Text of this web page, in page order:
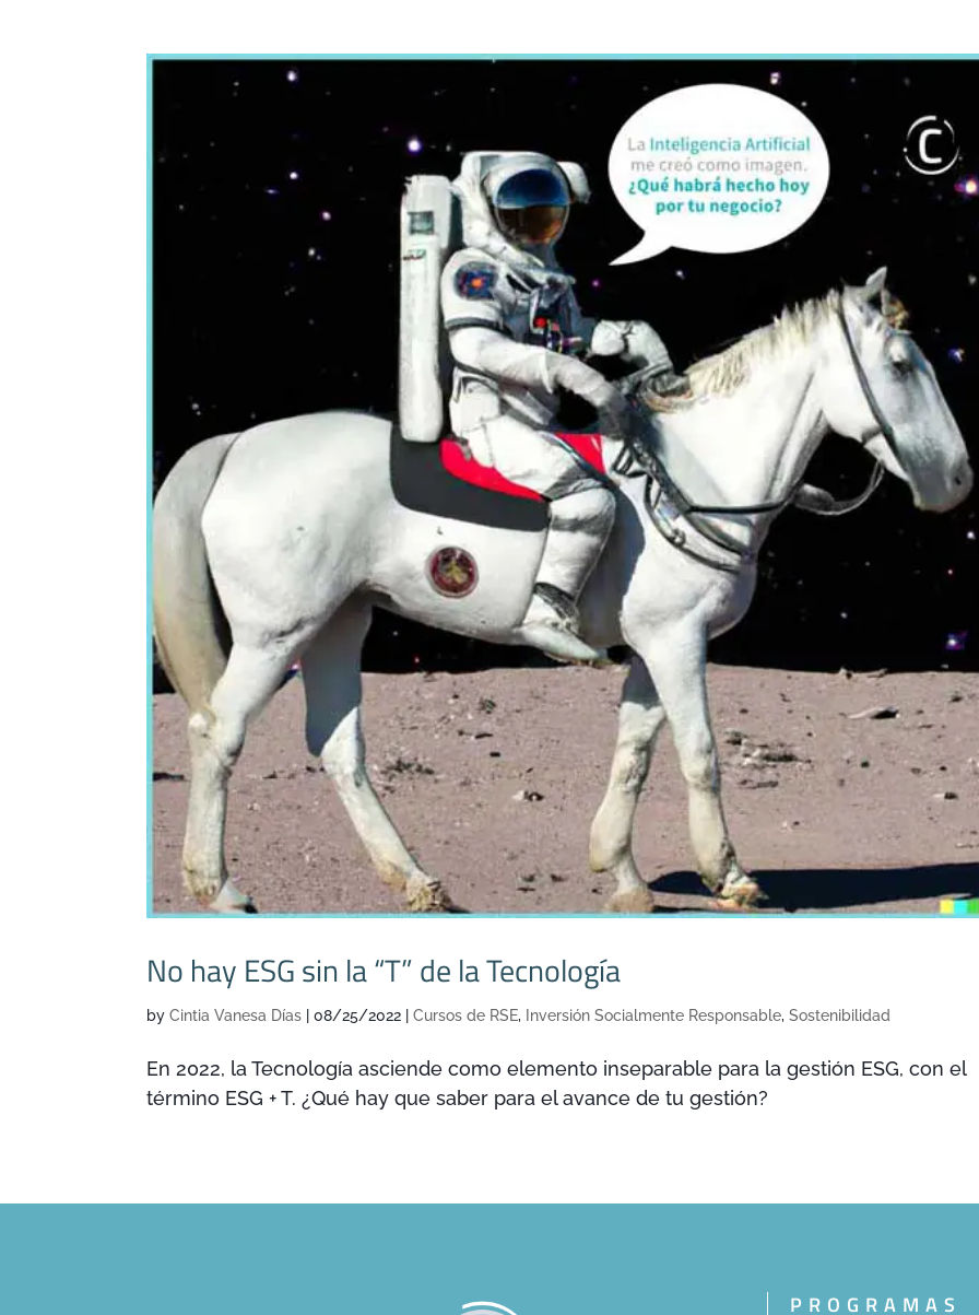
No hay ESG sin la “T” de la Tecnología
byCintia Vanesa Días |08/25/2022 |Cursos de RSE, Inversión Socialmente Responsable,Sostenibilidad
En 2022, la Tecnología asciende como elemento inseparable para la gestión ESG, con el
término ESG + T. ¿Qué hay que saber para el avance de tu gestión?
PROGRAMAS